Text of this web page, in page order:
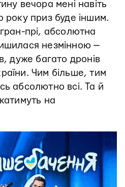
вечора мені навіть
року приз буде іншим.
прі, абсолютна
незмінною —
дуже багато дронів
Чим більше, тим
абсолютно всі. Та й
на